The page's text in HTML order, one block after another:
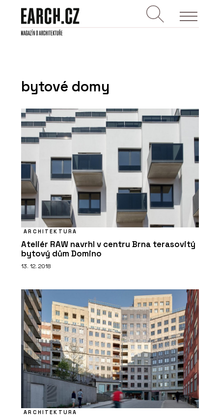
bytové domy
ARCHITEKTURA
Ateliér RAW navrhl v centru Brna terasovitý
bytový dům Domino
13. 12. 2018
ARCHITEKTURA